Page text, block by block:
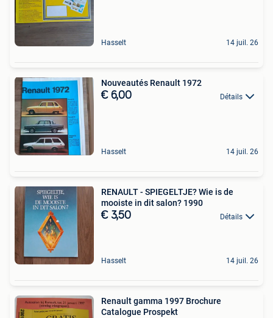
Hasselt 14 juil. 26
Nouveautés Renault 1972
€ 6,00 Détails
Hasselt 14 juil. 26
RENAULT - SPIEGELTJE? Wie is de
mooiste in dit salon? 1990
€ 3,50 Détails
Hasselt 14 juil. 26
Renault gamma 1997 Brochure
Catalogue Prospekt